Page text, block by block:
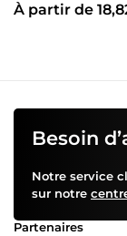
À partir de
Besoin
Notre service
sur notre
Partenaires